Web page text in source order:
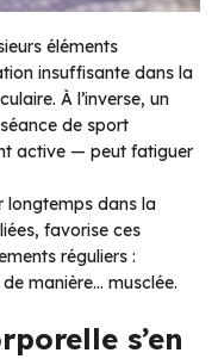
éléments
insuffisante dans la
À l’inverse, un
de sport
active — peut fatiguer
longtemps dans la
favorise ces
réguliers :
manière… musclée.
s’en